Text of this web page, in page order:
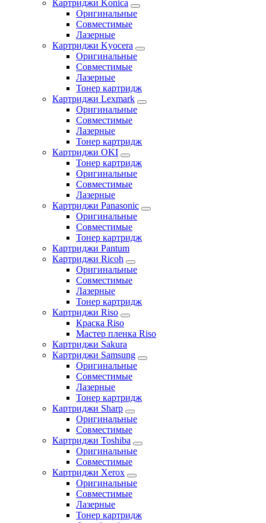
Картриджи Konica
Оригинальные
Совместимые
Лазерные
Картриджи Kyocera
Оригинальные
Совместимые
Лазерные
Тонер картридж
Картриджи Lexmark
Оригинальные
Совместимые
Лазерные
Тонер картридж
Картриджи OKI
Тонер картридж
Оригинальные
Совместимые
Лазерные
Картриджи Panasonic
Оригинальные
Совместимые
Тонер картридж
Картриджи Pantum
Картриджи Ricoh
Оригинальные
Совместимые
Лазерные
Тонер картридж
Картриджи Riso
Краска Riso
Мастер пленка Riso
Картриджи Sakura
Картриджи Samsung
Оригинальные
Совместимые
Лазерные
Тонер картридж
Картриджи Sharp
Оригинальные
Совместимые
Картриджи Toshiba
Оригинальные
Совместимые
Картриджи Xerox
Оригинальные
Совместимые
Лазерные
Тонер картридж